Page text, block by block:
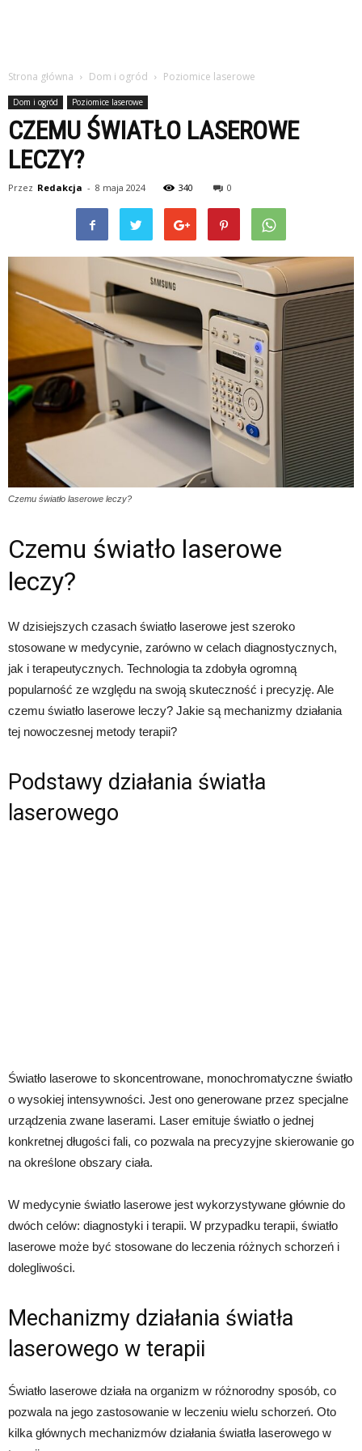
Strona główna Dom i ogród Poziomice laserowe
Dom i ogród Poziomice laserowe
CZEMU ŚWIATŁO LASEROWE
LECZY?
Przez Redakcja - 8 maja 2024 340 0
Czemu światło laserowe leczy?
Czemu światło laserowe
leczy?
W dzisiejszych czasach światło laserowe jest szeroko
stosowane w medycynie, zarówno w celach diagnostycznych,
jak i terapeutycznych. Technologia ta zdobyła ogromną
popularność ze względu na swoją skuteczność i precyzję. Ale
czemu światło laserowe leczy? Jakie są mechanizmy działania
tej nowoczesnej metody terapii?
Podstawy działania światła
laserowego
Światło laserowe to skoncentrowane, monochromatyczne światło
o wysokiej intensywności. Jest ono generowane przez specjalne
urządzenia zwane laserami. Laser emituje światło o jednej
konkretnej długości fali, co pozwala na precyzyjne skierowanie go
na określone obszary ciała.
W medycynie światło laserowe jest wykorzystywane głównie do
dwóch celów: diagnostyki i terapii. W przypadku terapii, światło
laserowe może być stosowane do leczenia różnych schorzeń i
dolegliwości.
Mechanizmy działania światła
laserowego w terapii
Światło laserowe działa na organizm w różnorodny sposób, co
pozwala na jego zastosowanie w leczeniu wielu schorzeń. Oto
kilka głównych mechanizmów działania światła laserowego w